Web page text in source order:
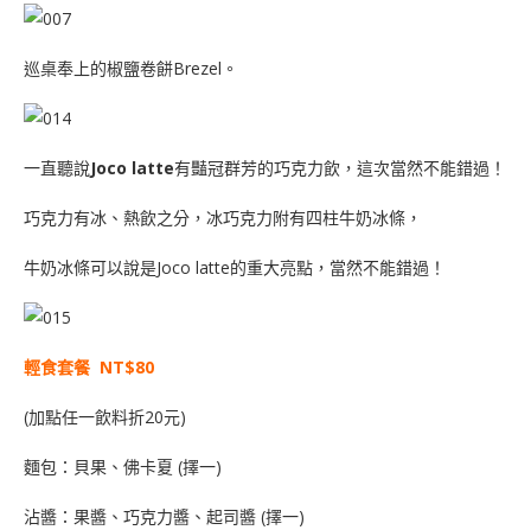
巡桌奉上的椒鹽卷餅Brezel。
一直聽說Joco latte有豔冠群芳的巧克力飲，這次當然不能錯過！
巧克力有冰、熱飲之分，冰巧克力附有四柱牛奶冰條，
牛奶冰條可以說是Joco latte的重大亮點，當然不能錯過！
輕食套餐 NT$80
(加點任一飲料折20元)
麵包：貝果、佛卡夏 (擇一)
沾醬：果醬、巧克力醬、起司醬 (擇一)